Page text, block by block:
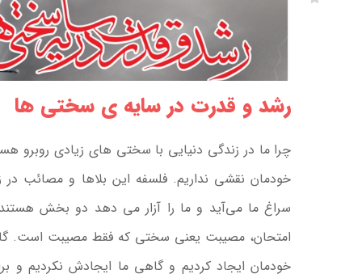
رشد و قدرت در سایه ی سختی ها
چرا ما در زندگی دنیایی با سختی های زیادی روبرو
خودمان نقشی نداریم. فلسفه این بلاها و مصائب
سراغ ما می‌آید و ما را آزار می دهد دو بخش
امتحان، مصیبت یعنی سختی که فقط مصیبت است.
خودمان ایجاد کردیم و گاهی ما ایجادش نکردیم و